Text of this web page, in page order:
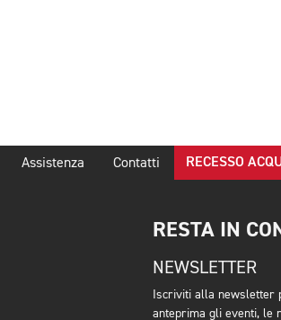
Assistenza Contatti RECESSO
RESTA IN
NEWSLETTER
Iscriviti alla newsletter
anteprima gli eventi, le